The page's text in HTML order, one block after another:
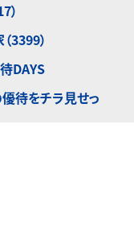
）
3399）
DAYS
待をチラ見せっ